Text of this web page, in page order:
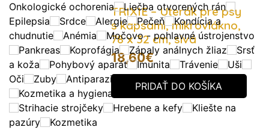
Onkologické ochorenia
Liečba otvorených rán
Epilepsia
Srdce Alergie Pečeň
Kondícia a
chudnutie
Anémia
Močovo - pohlavné ústrojenstvo
Pankreas
Koprofágia Zápaly análnych žliaz
Srsť
a koža
Pohybový aparát Imunita Trávenie
Uši
Oči
Zuby
Antiparazitiká
Kozmetika a hygiena
Strihacie strojčeky
Hrebene a kefy
Kliešte na
pazúry
Kozmetika
TRIXIE – Uterák pre psy
s kapsami, mikrovlákno,
78 x 32 cm, sivá
18,60€
PRIDAŤ DO KOŠÍKA